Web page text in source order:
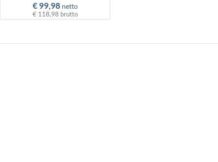
€99,98 netto
€ 118,98 brutto